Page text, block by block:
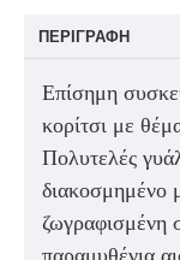
ΠΕΡΙΓΡΑΦΉ
Επίσημη
κορίτσι με
Πολυτελές
διακοσμημένο
ζωγραφισμένη
παραμυθένια